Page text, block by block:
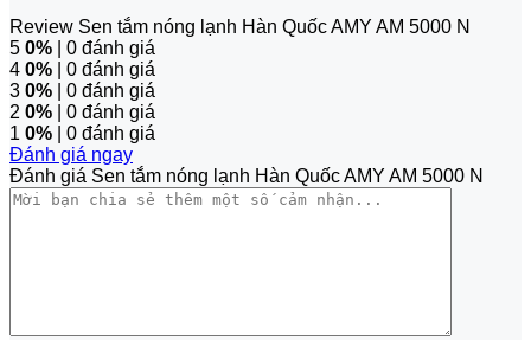
Review Sen tắm nóng lạnh Hàn Quốc AMY AM 5000 N
5 0% | 0 đánh giá
4 0% | 0 đánh giá
3 0% | 0 đánh giá
2 0% | 0 đánh giá
1 0% | 0 đánh giá
Đánh giá ngay
Đánh giá Sen tắm nóng lạnh Hàn Quốc AMY AM 5000 N